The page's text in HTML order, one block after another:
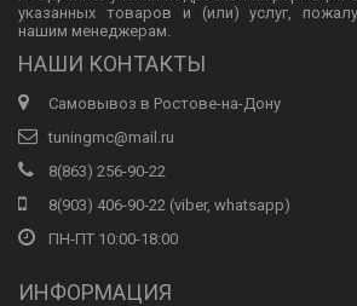
указанных товаров и (или) услуг,
нашим менеджерам.
НАШИ КОНТАКТЫ
Самовывоз в Ростове-на-Дону
tuningmc@mail.ru
8(863) 256-90-22
8(903) 406-90-22 (viber, whatsapp)
ПН-ПТ 10:00-18:00
ИНФОРМАЦИЯ